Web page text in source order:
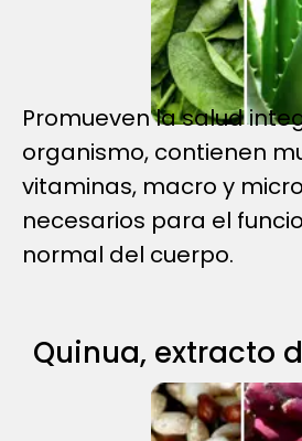
Promueven la salud
organismo, contienen
vitaminas, macro y
necesarios para el
normal del cuerpo.
Quinua, extracto